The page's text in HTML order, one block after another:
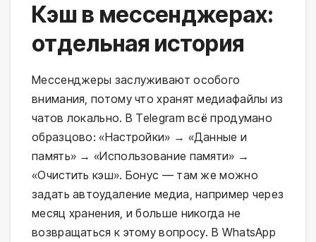
Кэш в мессенджерах:
отдельная история
Мессенджеры заслуживают особого
внимания, потому что хранят медиафайлы из
чатов локально. В Telegram всё продумано
образцово: «Настройки» → «Данные и
память» → «Использование памяти» →
«Очистить кэш». Бонус — там же можно
задать автоудаление медиа, например через
месяц хранения, и больше никогда не
возвращаться к этому вопросу. В WhatsApp